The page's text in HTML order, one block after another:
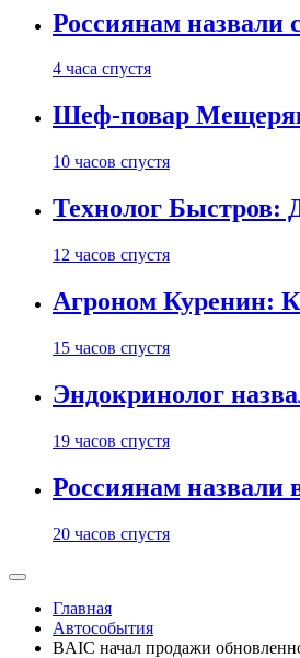
Россиянам назвали
4 часа спустя
Шеф-повар
10 часов спустя
Технолог Быстров:
12 часов спустя
Агроном Куренин:
15 часов спустя
Эндокринолог
19 часов спустя
Россиянам назвали
20 часов спустя
Главная
Автособытия
BAIC начал продажи